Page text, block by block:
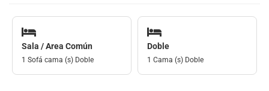
Sala / Area Común
1 Sofá cama (s) Doble
Doble
1 Cama (s) Doble